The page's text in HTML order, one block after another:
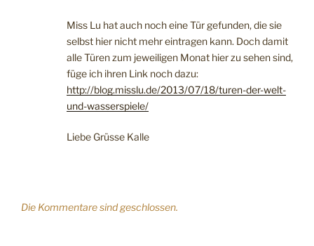
Miss Lu hat auch noch eine Tür gefunden, die sie
selbst hier nicht mehr eintragen kann. Doch damit
alle Türen zum jeweiligen Monat hier zu sehen sind,
füge ich ihren Link noch dazu:
http://blog.misslu.de/2013/07/18/turen-der-welt-
und-wasserspiele/
Liebe Grüsse Kalle
Die Kommentare sind geschlossen.